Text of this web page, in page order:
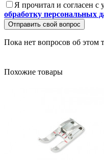
Я прочитал и согласен с
обработку персональных
Отправить свой вопрос
Пока нет вопросов об этом
Похожие товары